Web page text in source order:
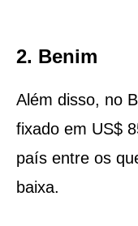
2. Benim
Além disso, no
fixado em US$
país entre os
baixa.